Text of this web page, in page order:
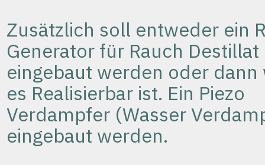
Zusätzlich soll entweder ein
Generator für Rauch Destillat
eingebaut werden oder dann
es Realisierbar ist. Ein Piezo
Verdampfer (Wasser
eingebaut werden.